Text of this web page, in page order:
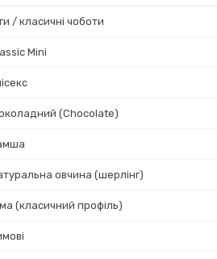
/ класичні чоботи
Mini
(Chocolate)
овчина (шерлінг)
(класичний профіль)